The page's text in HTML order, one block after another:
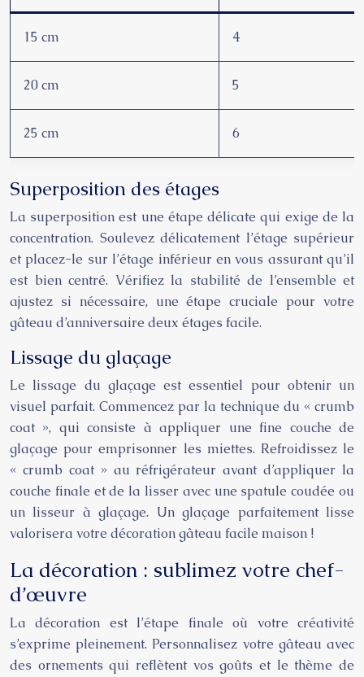
15 cm 4
20 cm 5
25 cm 6
Superposition des étages
La superposition est une étape délicate qui exige de la
concentration. Soulevez délicatement l’étage supérieur
et placez-le sur l’étage inférieur en vous assurant qu’il
est bien centré. Vérifiez la stabilité de l’ensemble et
ajustez si nécessaire, une étape cruciale pour votre
gâteau d’anniversaire deux étages facile.
Lissage du glaçage
Le lissage du glaçage est essentiel pour obtenir un
visuel parfait. Commencez par la technique du « crumb
coat », qui consiste à appliquer une fine couche de
glaçage pour emprisonner les miettes. Refroidissez le
« crumb coat » au réfrigérateur avant d’appliquer la
couche finale et de la lisser avec une spatule coudée ou
un lisseur à glaçage. Un glaçage parfaitement lisse
valorisera votre décoration gâteau facile maison !
La décoration : sublimez votre chef-
d’œuvre
La décoration est l’étape finale où votre créativité
s’exprime pleinement. Personnalisez votre gâteau avec
des ornements qui reflètent vos goûts et le thème de